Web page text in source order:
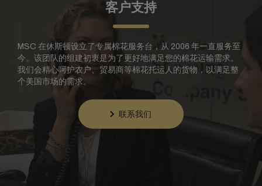
客户支持
MSC 在休斯顿设立了专属棉花服务台，从 2006 年一直服务至
今。该团队的组建初衷是为了更好地满足您的棉花运输需求。
我们会精心呵护农户、贸易商等棉花托运人的货物，以满足整
个美国市场的需求。
联系我们